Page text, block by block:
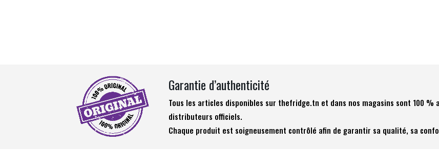
Garantie d’authenticité
Tous les articles disponibles sur thefridge.tn et dans nos magasins sont 100
distributeurs officiels.
Chaque produit est soigneusement contrôlé afin de garantir sa qualité, sa